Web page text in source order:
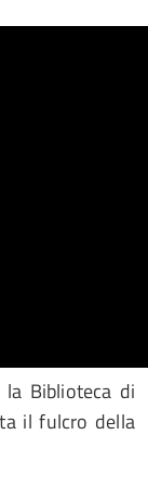
Biblioteca di
il fulcro della